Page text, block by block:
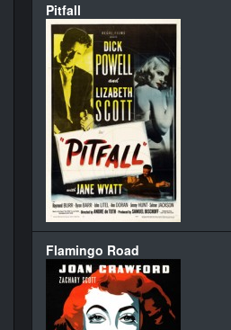
Pitfall
Flamingo Road